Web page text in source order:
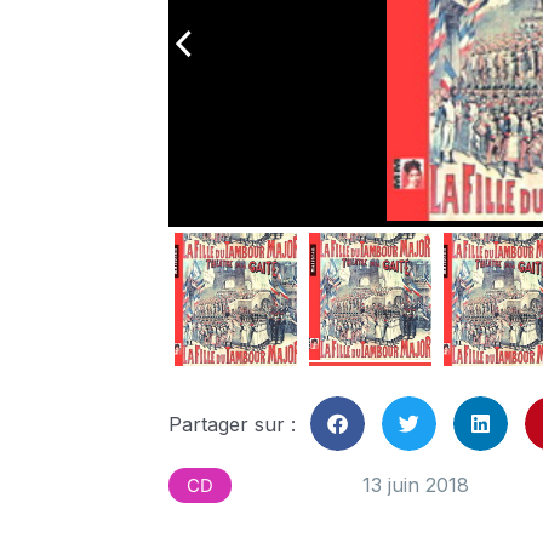
arrow_back_ios
Partager sur :
CD 13 juin 2018